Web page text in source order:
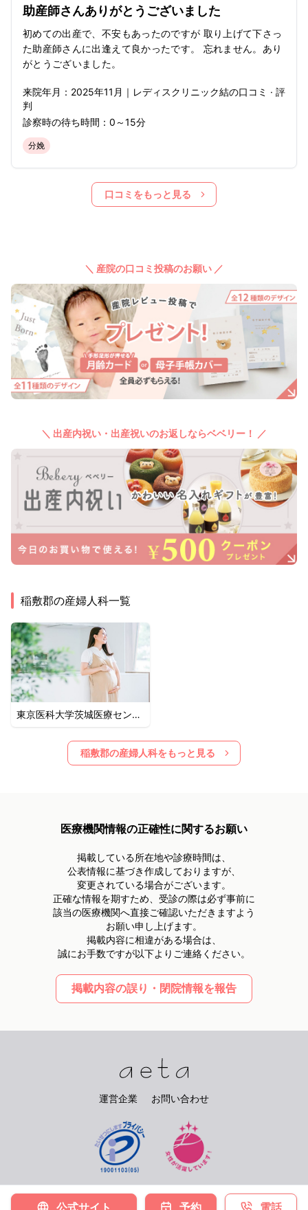
助産師さんありがとうございました
初めての出産で、不安もあったのですが 取り上げて下さっ
た助産師さんに出逢えて良かったです。 忘れません。あり
がとうございました。
来院年月： 2025年11月 ｜ レディスクリニック結の口コミ · 評
判
診察時の待ち時間： 0～15分
分娩
口コミをもっと見る
＼ 産院の口コミ投稿のお願い ／
＼ 出産内祝い・出産祝いのお返しならベベリー！ ／
公式サイト 予約 電話
稲敷郡の産婦人科一覧
東京医科大学茨城医療センタ
稲敷郡の産婦人科をもっと見る
医療機関情報の正確性に関するお願い
掲載している所在地や診療時間は、
公表情報に基づき作成しておりますが、
変更されている場合がございます。
正確な情報を期すため、受診の際は必ず事前に
該当の医療機関へ直接ご確認いただきますよう
お願い申し上げます。
掲載内容に相違がある場合は、
誠にお手数ですが以下よりご連絡ください。
掲載内容の誤り・閉院情報を報告
運営企業 お問い合わせ
©2026PIARY Co.Ltd. All rights reserved.